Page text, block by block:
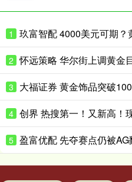
1 玖富智配 4000美元可期？
2
3
4 创界 热搜第一！又新高！
5